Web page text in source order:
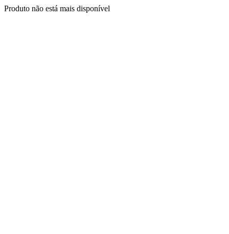
Produto não está mais disponível